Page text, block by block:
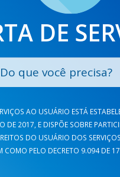
DE
AO USUÁRIO ESTÁ
DE 2017, E DISPÕE SOBRE
DO USUÁRIO DOS
COMO PELO DECRETO 9.094 DE